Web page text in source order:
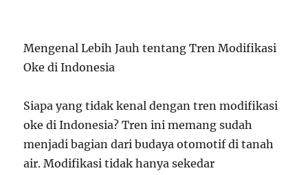
Mengenal Lebih Jauh tentang Tren Modifikasi
Oke di Indonesia
Siapa yang tidak kenal dengan tren modifikasi
oke di Indonesia? Tren ini memang sudah
menjadi bagian dari budaya otomotif di tanah
air. Modifikasi tidak hanya sekedar